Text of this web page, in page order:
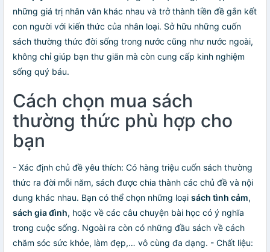
những giá trị nhân văn khác nhau và trở thành tiền đề gắn kết
con người với kiến thức của nhân loại. Sở hữu những cuốn
sách thường thức đời sống trong nước cũng như nước ngoài,
không chỉ giúp bạn thư giãn mà còn cung cấp kinh nghiệm
sống quý báu.
Cách chọn mua sách
thường thức phù hợp cho
bạn
- Xác định chủ đề yêu thích: Có hàng triệu cuốn sách thường
thức ra đời mỗi năm, sách được chia thành các chủ đề và nội
dung khác nhau. Bạn có thể chọn những loại sách tình cảm,
sách gia đình, hoặc về các câu chuyện bài học có ý nghĩa
trong cuộc sống. Ngoài ra còn có những đầu sách về cách
chăm sóc sức khỏe, làm đẹp,… vô cùng đa dạng. - Chất liệu: